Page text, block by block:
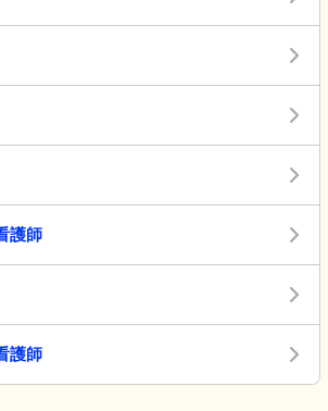
護師
護師